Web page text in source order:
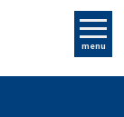
menu